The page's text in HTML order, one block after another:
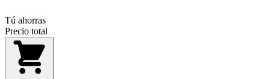
Tú ahorras
Precio total